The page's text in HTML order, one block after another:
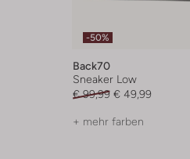
-50%
Back70
Sneaker Low
€ 99,99 € 49,99
+ mehr farben